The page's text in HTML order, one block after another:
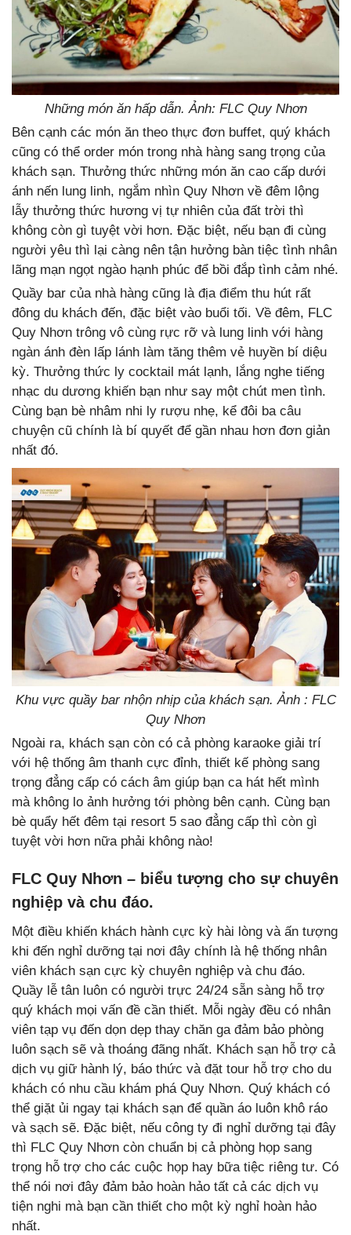
Những món ăn hấp dẫn. Ảnh: FLC Quy Nhơn
Bên cạnh các món ăn theo thực đơn buffet, quý khách
cũng có thể order món trong nhà hàng sang trọng của
khách sạn. Thưởng thức những món ăn cao cấp dưới
ánh nến lung linh, ngắm nhìn Quy Nhơn về đêm lộng
lẫy thưởng thức hương vị tự nhiên của đất trời thì
không còn gì tuyệt vời hơn. Đặc biệt, nếu bạn đi cùng
người yêu thì lại càng nên tận hưởng bàn tiệc tình nhân
lãng mạn ngọt ngào hạnh phúc để bồi đắp tình cảm nhé.
Quầy bar của nhà hàng cũng là địa điểm thu hút rất
đông du khách đến, đặc biệt vào buổi tối. Về đêm, FLC
Quy Nhơn trông vô cùng rực rỡ và lung linh với hàng
ngàn ánh đèn lấp lánh làm tăng thêm vẻ huyền bí diệu
kỳ. Thưởng thức ly cocktail mát lạnh, lắng nghe tiếng
nhạc du dương khiến bạn như say một chút men tình.
Cùng bạn bè nhâm nhi ly rượu nhẹ, kể đôi ba câu
chuyện cũ chính là bí quyết để gần nhau hơn đơn giản
nhất đó.
Khu vực quầy bar nhộn nhịp của khách sạn. Ảnh : FLC
Quy Nhơn
Ngoài ra, khách sạn còn có cả phòng karaoke giải trí
với hệ thống âm thanh cực đỉnh, thiết kế phòng sang
trọng đẳng cấp có cách âm giúp bạn ca hát hết mình
mà không lo ảnh hưởng tới phòng bên cạnh. Cùng bạn
bè quẩy hết đêm tại resort 5 sao đẳng cấp thì còn gì
tuyệt vời hơn nữa phải không nào!
FLC Quy Nhơn – biểu tượng cho sự chuyên
nghiệp và chu đáo.
Một điều khiến khách hành cực kỳ hài lòng và ấn tượng
khi đến nghỉ dưỡng tại nơi đây chính là hệ thống nhân
viên khách sạn cực kỳ chuyên nghiệp và chu đáo.
Quầy lễ tân luôn có người trực 24/24 sẵn sàng hỗ trợ
quý khách mọi vấn đề cần thiết. Mỗi ngày đều có nhân
viên tạp vụ đến dọn dẹp thay chăn ga đảm bảo phòng
luôn sạch sẽ và thoáng đãng nhất. Khách sạn hỗ trợ cả
dịch vụ giữ hành lý, báo thức và đặt tour hỗ trợ cho du
khách có nhu cầu khám phá Quy Nhơn. Quý khách có
thể giặt ủi ngay tại khách sạn để quần áo luôn khô ráo
và sạch sẽ. Đặc biệt, nếu công ty đi nghỉ dưỡng tại đây
thì FLC Quy Nhơn còn chuẩn bị cả phòng họp sang
trọng hỗ trợ cho các cuộc họp hay bữa tiệc riêng tư. Có
thể nói nơi đây đảm bảo hoàn hảo tất cả các dịch vụ
tiện nghi mà bạn cần thiết cho một kỳ nghỉ hoàn hảo
nhất.